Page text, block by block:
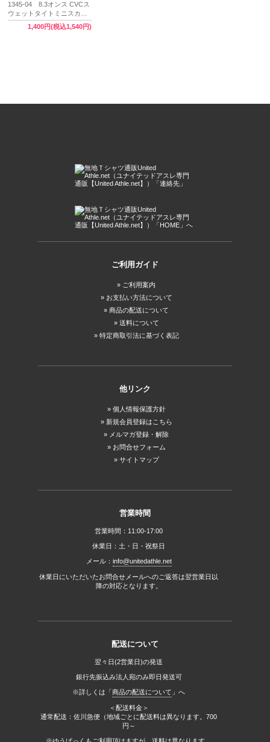
1345-04 8.3オンス CVCス
ウェットタイトミニスカー
ト（軽起毛）（ガールズ）
【完売】
1,400円(税込1,540円)
ご利用ガイド
ご利用案内
お支払い方法について
商品の配送について
送料について
特定商取引法に基づく表記
他リンク
個人情報保護方針
新規会員登録はこちら
メルマガ登録・解除
お問合せフォーム
サイトマップ
営業時間
営業時間：11:00-17:00
休業日：土・日・祝祭日
メール： info@unitedathle.net
休業日にいただいたお問合せメールへのご返答は翌営業日以
降の対応となります。
配送について
翌々日(2営業日)の発送
銀行先振込み法人宛のみ即日発送可
※詳しくは「商品の配送について 」へ
＜配送料金＞
通常配送：佐川急便（地域ごとに配送料は異なります。700
円～